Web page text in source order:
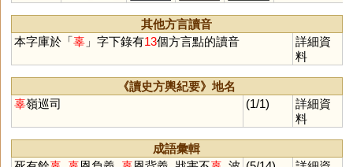
其他方言讀音
本字庫於「辜」字下錄有13個方言點的讀音
詳細資
料
《讀史方輿紀要》地名
辜嶺巡司 (1/1)
詳細資
料
成語彙輯